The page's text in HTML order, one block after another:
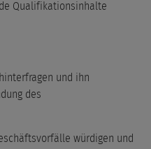
Qualifikationsinhalte
und ihn
des
würdigen und